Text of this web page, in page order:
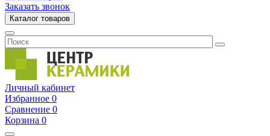
Заказать звонок
Каталог товаров
Личный кабинет
Избранное 0
Сравнение 0
Корзина 0